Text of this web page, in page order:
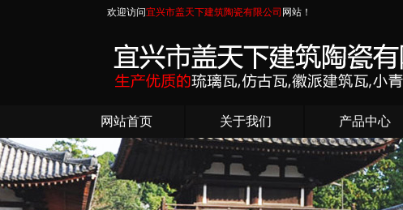
欢迎访问宜兴市盖天下建筑陶瓷有限公司 网站！
网站首页 关于我们 产品中心